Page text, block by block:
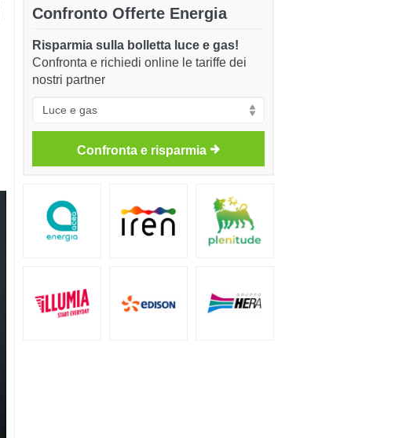
Confronto Offerte Energia
Risparmia sulla bolletta luce e gas!
Confronta e richiedi online le tariffe dei
nostri partner
Confronta e risparmia